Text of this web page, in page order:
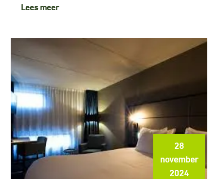
Lees meer
28
november
2024